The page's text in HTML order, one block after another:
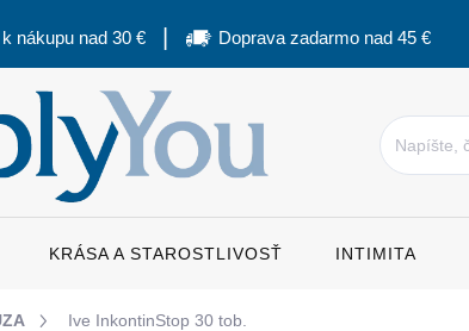
nákupu nad 30 € Doprava zadarmo nad 45 €
KRÁSA A STAROSTLIVOSŤ INTIMITA
Ive InkontinStop 30 tob.